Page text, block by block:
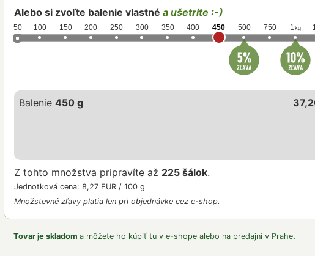
Alebo si zvoľte balenie vlastné a ušetrite :-)
50 100 150 200 250 300 350 400 450 500 750 1 kg
Balenie 450 g
Z tohto množstva pripravíte až 225 šálok.
Jednotková cena: 8,27 EUR / 100 g
Množstevné zľavy platia len pri objednávke cez e-shop.
Tovar je skladom a môžete ho kúpiť tu v e-shope alebo na predajni v Prahe.